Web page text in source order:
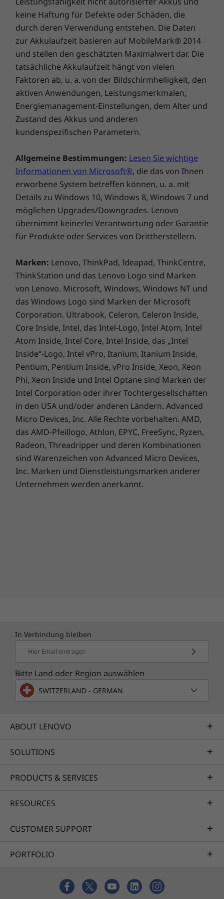
keine Haftung für Defekte oder Schäden, die
durch deren Verwendung entstehen. Die Daten
zur Akkulaufzeit basieren auf MobileMark® 2014
und stellen den geschätzten Maximalwert dar. Die
tatsächliche Akkulaufzeit hängt von vielen
Faktoren ab, u. a. von der Bildschirmhelligkeit, den
aktiven Anwendungen, Leistungsmerkmalen,
Energiemanagement-Einstellungen, dem Alter und
Zustand des Akkus und anderen
kundenspezifischen Parametern.
Allgemeine Bestimmungen: Lesen Sie wichtige
Informationen von Microsoft®, die das von Ihnen
erworbene System betreffen können, u. a. mit
Details zu Windows 10, Windows 8, Windows 7 und
möglichen Upgrades/Downgrades. Lenovo
übernimmt keinerlei Verantwortung oder Garantie
für Produkte oder Services von Drittherstellern.
Marken: Lenovo, ThinkPad, Ideapad, ThinkCentre,
ThinkStation und das Lenovo Logo sind Marken
von Lenovo. Microsoft, Windows, Windows NT und
das Windows Logo sind Marken der Microsoft
Corporation. Ultrabook, Celeron, Celeron Inside,
Core Inside, Intel, das Intel-Logo, Intel Atom, Intel
Atom Inside, Intel Core, Intel Inside, das „Intel
Inside“-Logo, Intel vPro, Itanium, Itanium Inside,
Pentium, Pentium Inside, vPro Inside, Xeon, Xeon
Phi, Xeon Inside und Intel Optane sind Marken der
Intel Corporation oder ihrer Tochtergesellschaften
in den USA und/oder anderen Ländern. Advanced
Micro Devices, Inc. Alle Rechte vorbehalten. AMD,
das AMD-Pfeillogo, Athlon, EPYC, FreeSync, Ryzen,
Radeon, Threadripper und deren Kombinationen
sind Warenzeichen von Advanced Micro Devices,
Inc. Marken und Dienstleistungsmarken anderer
Unternehmen werden anerkannt.
In Verbindung bleiben
Hier Email eintragen
Bitte Land oder Region auswählen
SWITZERLAND - GERMAN
ABOUT LENOVO
SOLUTIONS
PRODUCTS & SERVICES
RESOURCES
CUSTOMER SUPPORT
PORTFOLIO